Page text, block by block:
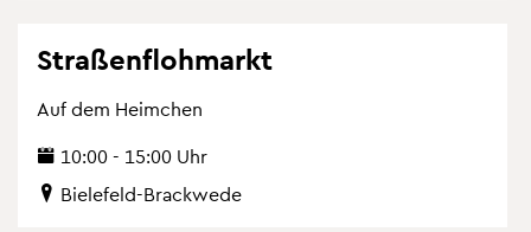
Stra­ßen­floh­markt
Auf dem Heim­chen
10:00 - 15:00 Uhr
Bie­le­feld-Brack­we­de